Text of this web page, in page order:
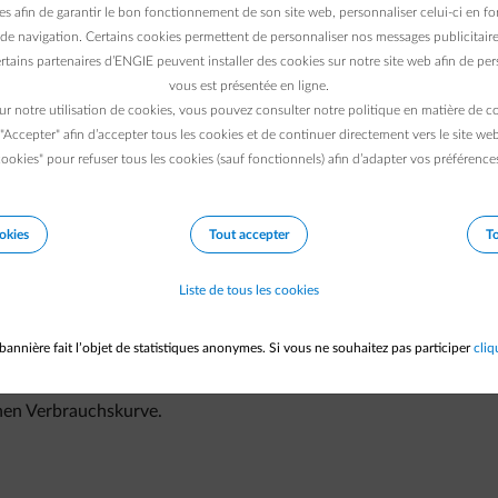
festlegen.
Endet die Gültigkeit Ihres Vertrags, so beginnt er am selben
festgelegt.
Sie nicht selbst festlegen. Tatsächlich liest der
Zeitraum gemäß seiner eigenen Planung ab.
nicht aufgenommen werden, und es folgt keine
zu Ihrem alten Tarif und ein anderer Teil zu Ihrem neuen Tarif
Verbrauchskurve.
afin de garantir le bon fonctionnement de son site web, personnaliser celui-ci en
navigation. Certains cookies permettent de personnaliser nos messages
partenaires d’ENGIE peuvent installer des cookies sur notre site web afin de
vous est présentée en ligne.
notre utilisation de cookies, vous pouvez consulter notre politique en matière de
"Accepter" afin d’accepter tous les cookies et de continuer directement vers le site
pour refuser tous les cookies (sauf fonctionnels) afin d’adapter vos
Tout accepter
Liste de tous les cookies
fait l’objet de statistiques anonymes. Si vous ne souhaitez pas participer